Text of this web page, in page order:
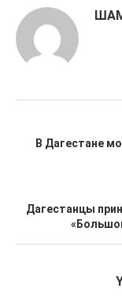
В Дагестане
Дагестанцы